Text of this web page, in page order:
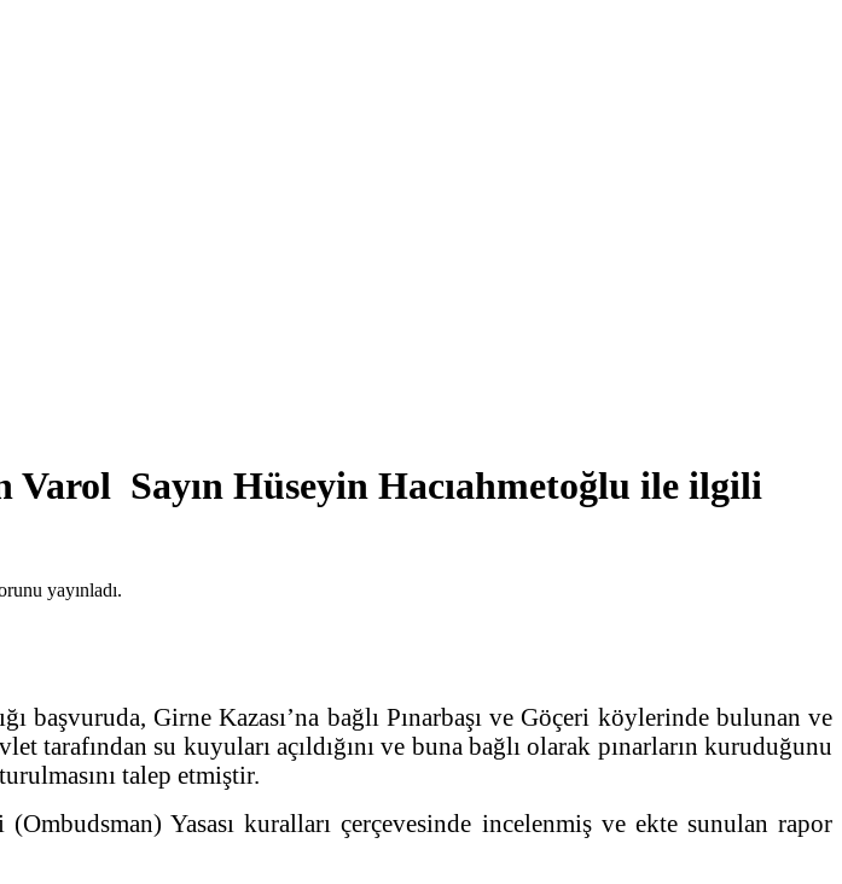
Sayın Hüseyin Hacıahmetoğlu ile ilgili
başvuruda, Girne Kazası’na bağlı Pınarbaşı ve Göçeri köylerinde bulunan ve
tarafından su kuyuları açıldığını ve buna bağlı olarak pınarların kuruduğunu
talep etmiştir.
Yasası kuralları çerçevesinde incelenmiş ve ekte sunulan rapor